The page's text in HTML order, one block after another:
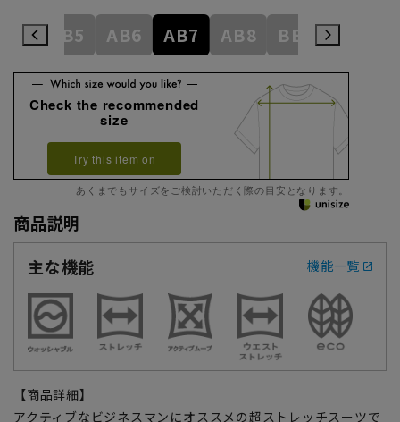
AB5 AB6 AB7 AB8 BE3 BE4
Check the recommended
size
Try this item on
あくまでもサイズをご検討いただく際の目安となります。
商品説明
主な機能
機能一覧
【商品詳細】
アクティブなビジネスマンにオススメの超ストレッチスーツで